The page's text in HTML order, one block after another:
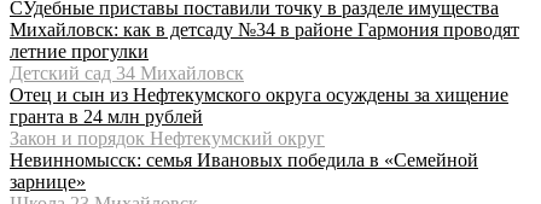
СУдебные приставы поставили точку в разделе имущества
Михайловск: как в детсаду №34 в районе Гармония проводят
летние прогулки
Детский сад 34 Михайловск
Отец и сын из Нефтекумского округа осуждены за хищение
гранта в 24 млн рублей
Закон и порядок Нефтекумский округ
Невинномысск: семья Ивановых победила в «Семейной
зарнице»